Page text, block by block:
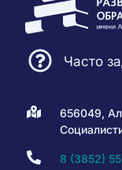
Часто
656049,
8 (3852)